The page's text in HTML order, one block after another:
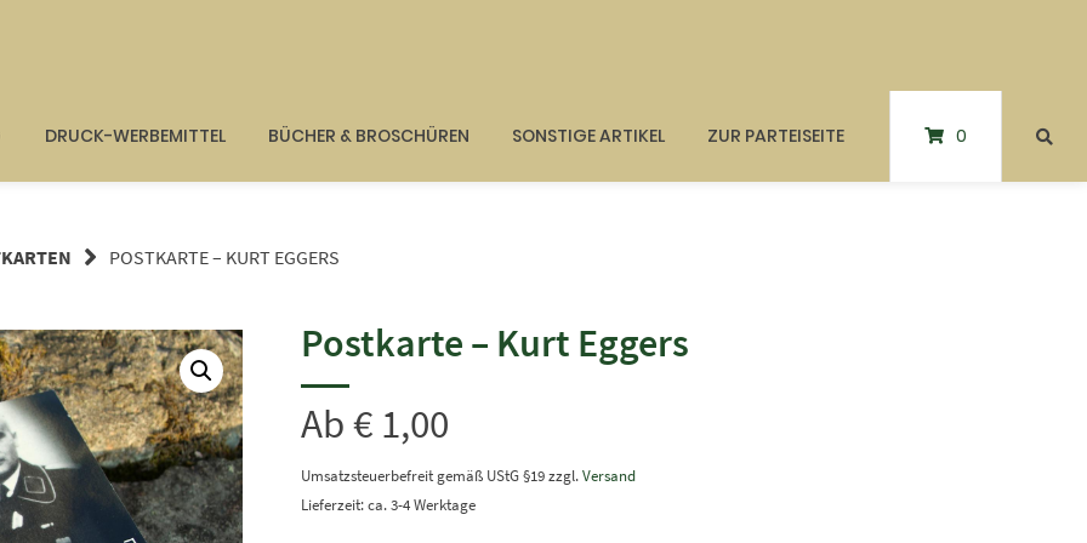
DRUCK-WERBEMITTEL BÜCHER & BROSCHÜREN SONSTIGE ARTIKEL ZUR PARTEISEITE 0
POSTKARTE – KURT EGGERS
Postkarte – Kurt Eggers
Ab€ 1,00
Umsatzsteuerbefreit gemäß UStG §19zzgl.Versand
Lieferzeit: ca. 3-4 Werktage